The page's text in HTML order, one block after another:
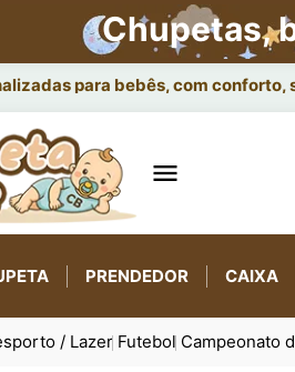
Chupetas,
para bebês, com conforto,

PRENDEDOR CAIXA
/ Lazer Futebol Campeonato